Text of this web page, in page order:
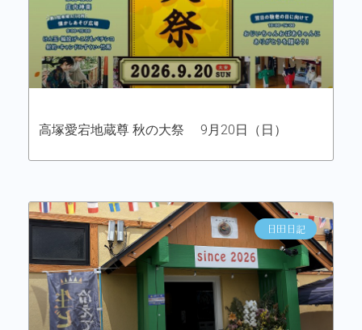
高塚愛宕地蔵尊 秋の大祭 9月20日（日）
日田日記